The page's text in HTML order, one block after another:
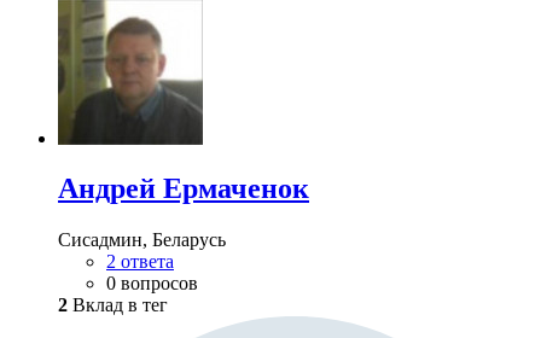
Андрей Ермаченок
Сисадмин, Беларусь
2 ответа
0 вопросов
2 Вклад в тег